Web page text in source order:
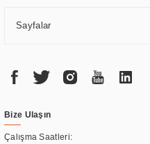
Sayfalar
Bize Ulaşın
Çalışma Saatleri: